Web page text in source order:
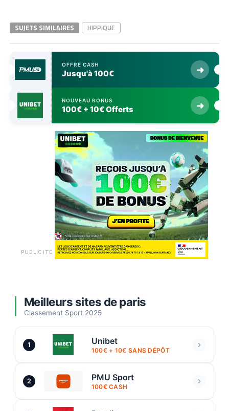
SUJETS SIMILAIRES HIPPIQUE
OFFRE CASH
Jusqu'à 100€ ➜
NOUVEAU BONUS
100€ + 10€ Offerts ➜
PUBLICITÉ
Meilleurs sites de paris
Classement Sport 2025
1 Unibet
100€ + 10€ SANS DÉPÔT
2 PMU Sport
100€ CASH